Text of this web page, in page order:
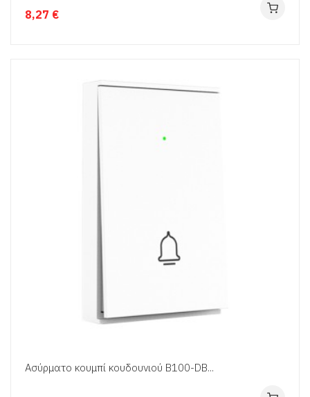
8,27 €
Ασύρματο κουμπί κουδουνιού B100-DB...